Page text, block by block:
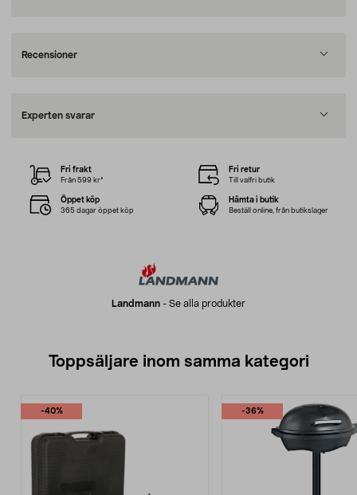
Recensioner
Experten svarar
Landmann - Se alla produkter
Fri frakt
Från 599 kr*
Fri retur
Till valfri butik
Öppet köp
365 dagar öppet köp
Hämta i butik
Beställ online, från butikslager
Toppsäljare inom samma kategori
-40% -36%